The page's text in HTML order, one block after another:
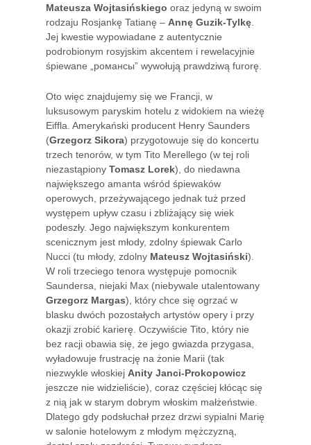
Mateusza Wojtasińskiego oraz jedyną w swoim
rodzaju Rosjankę Tatianę – Annę Guzik-Tylkę.
Jej kwestie wypowiadane z autentycznie
podrobionym rosyjskim akcentem i rewelacyjnie
śpiewane „романсы” wywołują prawdziwą furorę.
Oto więc znajdujemy się we Francji, w
luksusowym paryskim hotelu z widokiem na wieżę
Eiffla. Amerykański producent Henry Saunders
(Grzegorz Sikora) przygotowuje się do koncertu
trzech tenorów, w tym Tito Merellego (w tej roli
niezastąpiony Tomasz Lorek), do niedawna
największego amanta wśród śpiewaków
operowych, przeżywającego jednak tuż przed
występem upływ czasu i zbliżający się wiek
podeszły. Jego największym konkurentem
scenicznym jest młody, zdolny śpiewak Carlo
Nucci (tu młody, zdolny Mateusz Wojtasiński).
W roli trzeciego tenora występuje pomocnik
Saundersa, niejaki Max (niebywale utalentowany
Grzegorz Margas), który chce się ogrzać w
blasku dwóch pozostałych artystów opery i przy
okazji zrobić karierę. Oczywiście Tito, który nie
bez racji obawia się, że jego gwiazda przygasa,
wyładowuje frustrację na żonie Marii (tak
niezwykle włoskiej Anity Janci-Prokopowicz
jeszcze nie widzieliście), coraz częściej kłócąc się
z nią jak w starym dobrym włoskim małżeństwie.
Dlatego gdy podsłuchał przez drzwi sypialni Marię
w salonie hotelowym z młodym mężczyzną,